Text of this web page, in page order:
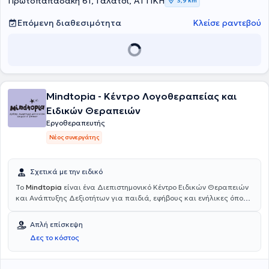
Επόμενη διαθεσιμότητα Κλείσε ραντεβού
Mindtopia - Κέντρο Λογοθεραπείας και
Ειδικών Θεραπειών
Εργοθεραπευτής
Νέος συνεργάτης
Σχετικά με την ειδικό
To Mindtopia είναι ένα Διεπιστημονικό Κέντρο Ειδικών Θεραπειών
και Ανάπτυξης Δεξιοτήτων για παιδιά, εφήβους και ενήλικες όπου η
Προσφέρονται υπηρεσίες Εργοθεραπείας, η οποία επικεντρώνεται
στην ανάπτυξη και βελτίωση των κινητικών δεξιοτήτων, οι οποίες
είναι απαραίτητες για την καθημερινή ζωή και ανεξαρτησία των
παιδιών. Επιπλέον, προσφέρονται υπηρεσίες Ψυχολογικής
Απλή επίσκεψη
Δες το κόστος